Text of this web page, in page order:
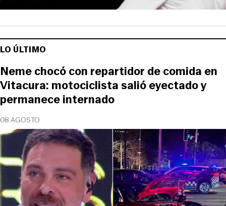
LO ÚLTIMO
08 AGOSTO
Neme chocó con repartidor de comida en
Vitacura: motociclista salió eyectado y
permanece internado